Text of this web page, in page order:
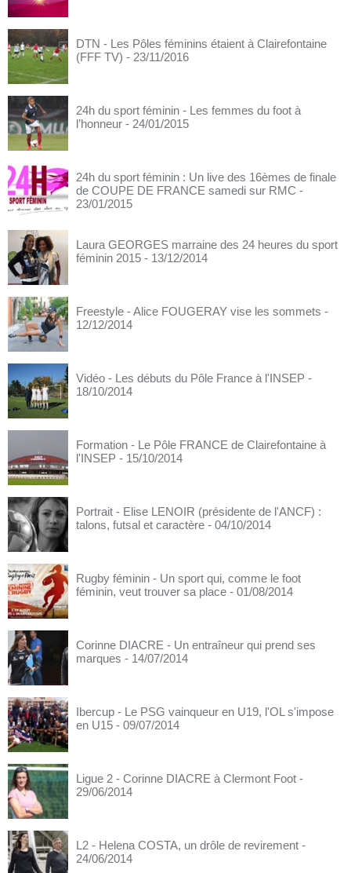
DTN - Les Pôles féminins étaient à Clairefontaine
(FFF TV) - 23/11/2016
24h du sport féminin - Les femmes du foot à
l’honneur - 24/01/2015
24h du sport féminin : Un live des 16èmes de finale
de COUPE DE FRANCE samedi sur RMC -
23/01/2015
Laura GEORGES marraine des 24 heures du sport
féminin 2015 - 13/12/2014
Freestyle - Alice FOUGERAY vise les sommets -
12/12/2014
Vidéo - Les débuts du Pôle France à l'INSEP -
18/10/2014
Formation - Le Pôle FRANCE de Clairefontaine à
l'INSEP - 15/10/2014
Portrait - Elise LENOIR (présidente de l'ANCF) :
talons, futsal et caractère - 04/10/2014
Rugby féminin - Un sport qui, comme le foot
féminin, veut trouver sa place - 01/08/2014
Corinne DIACRE - Un entraîneur qui prend ses
marques - 14/07/2014
Ibercup - Le PSG vainqueur en U19, l'OL s'impose
en U15 - 09/07/2014
Ligue 2 - Corinne DIACRE à Clermont Foot -
29/06/2014
L2 - Helena COSTA, un drôle de revirement -
24/06/2014